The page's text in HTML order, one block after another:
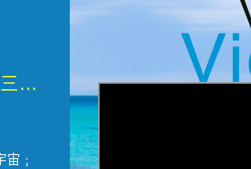
微觀墾丁三部曲 重生....
﹔